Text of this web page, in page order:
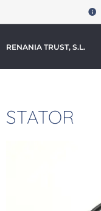
RENANIA TRUST, S.L.
STATOR